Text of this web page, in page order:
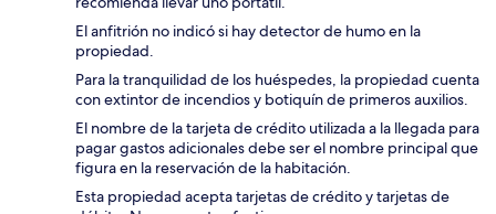
El anfitrión no indicó si hay detector de humo en la
propiedad.
Para la tranquilidad de los huéspedes, la propiedad cuenta
con extintor de incendios y botiquín de primeros auxilios.
El nombre de la tarjeta de crédito utilizada a la llegada para
pagar gastos adicionales debe ser el nombre principal que
figura en la reservación de la habitación.
Esta propiedad acepta tarjetas de crédito y tarjetas de